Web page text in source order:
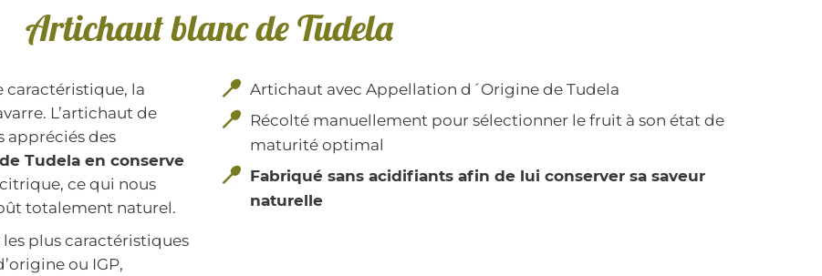
Artichaut blanc de Tudela
caractéristique, la
L’artichaut de
appréciés des
Tudela en conserve
ce qui nous
totalement naturel.
plus caractéristiques
ou IGP,
Artichaut avec Appellation d´Origine de Tudela
Récolté manuellement pour sélectionner le fruit à son état de
maturité optimal
Fabriqué sans acidifiants afin de lui conserver sa saveur
naturelle